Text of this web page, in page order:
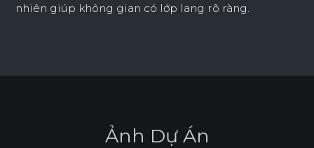
nhiên giúp không gian có lớp lang rõ ràng.
Ảnh Dự Án